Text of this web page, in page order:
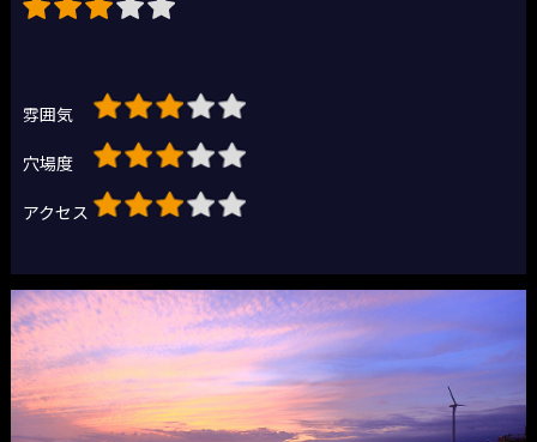
雰囲気
穴場度
アクセス